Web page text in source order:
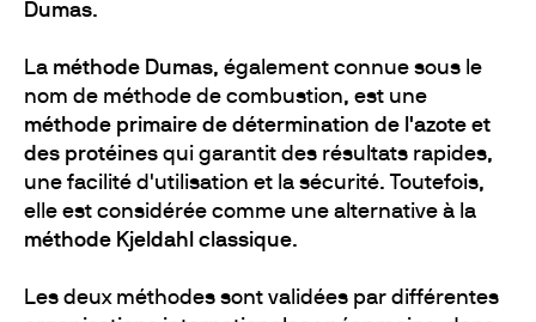
Dumas.
La méthode Dumas, également connue sous le
nom de méthode de combustion, est une
méthode primaire de détermination de l'azote et
des protéines qui garantit des résultats rapides,
une facilité d'utilisation et la sécurité. Toutefois,
elle est considérée comme une alternative à la
méthode Kjeldahl classique.
Les deux méthodes sont validées par différentes